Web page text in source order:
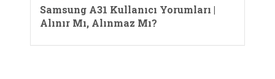
Samsung A31 Kullanıcı Yorumları |
Alınır Mı, Alınmaz Mı?